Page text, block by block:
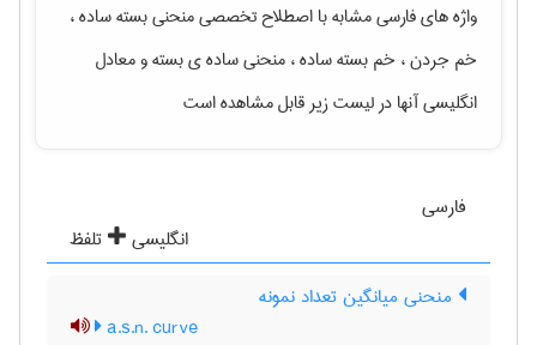
واژه های فارسی مشابه با اصطلاح تخصصیمنحنی بسته ساده ،
خم جردن ، خم بسته ساده ، منحنی ساده ی بستهو معادل
انگلیسی آنها در لیست زیر قابل مشاهده است
فارسی
انگلیسی
تلفظ
منحنی میانگین تعداد نمونه
a.s.n. curve